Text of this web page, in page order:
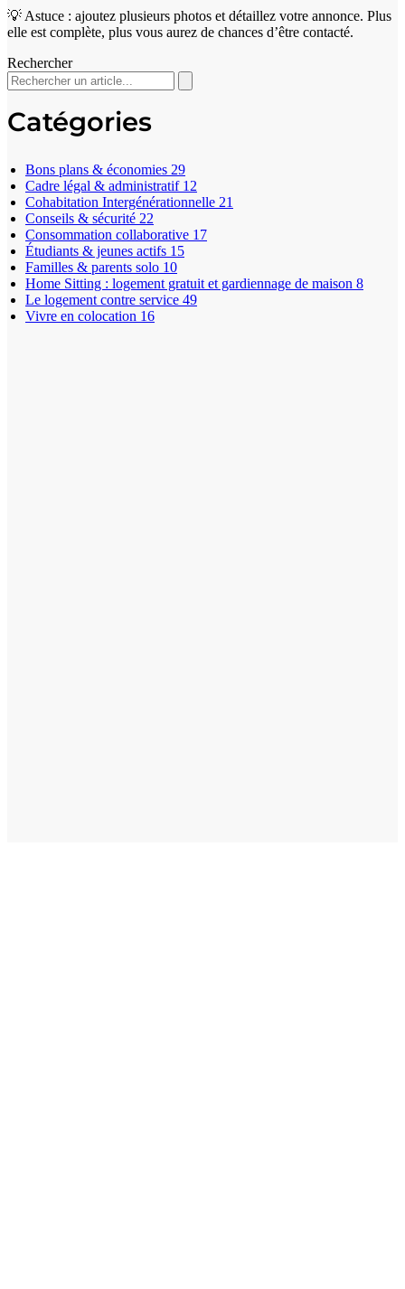
💡 Astuce : ajoutez plusieurs photos et détaillez votre annonce. Plus
elle est complète, plus vous aurez de chances d’être contacté.
Rechercher
Catégories
Bons plans & économies 29
Cadre légal & administratif 12
Cohabitation Intergénérationnelle 21
Conseils & sécurité 22
Consommation collaborative 17
Étudiants & jeunes actifs 15
Familles & parents solo 10
Home Sitting : logement gratuit et gardiennage de maison 8
Le logement contre service 49
Vivre en colocation 16